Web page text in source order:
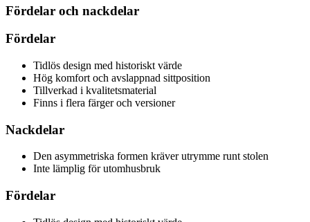
Fördelar och nackdelar
Fördelar
Tidlös design med historiskt värde
Hög komfort och avslappnad sittposition
Tillverkad i kvalitetsmaterial
Finns i flera färger och versioner
Nackdelar
Den asymmetriska formen kräver utrymme runt stolen
Inte lämplig för utomhusbruk
Fördelar